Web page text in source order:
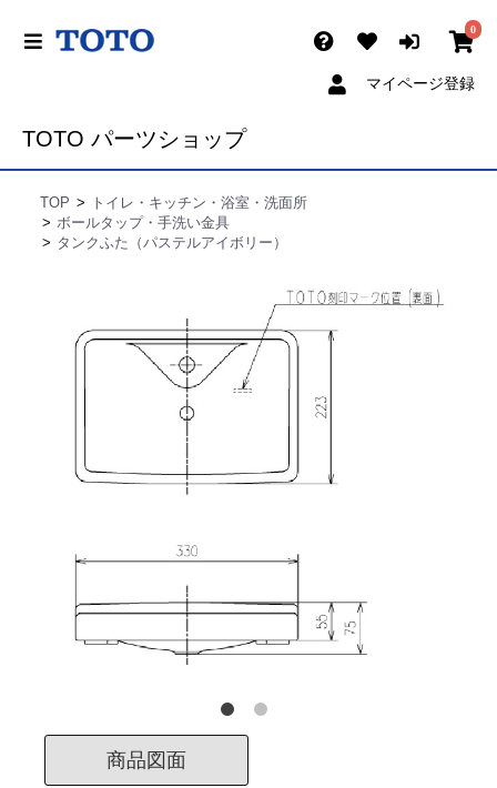
0
マイページ登録
TOTO パーツショップ
TOP
トイレ・キッチン・浴室・洗面所
ボールタップ・手洗い金具
タンクふた（パステルアイボリー）
商品図面